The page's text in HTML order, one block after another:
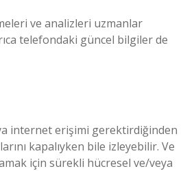
ve analizleri uzmanlar
telefondaki güncel bilgiler de
internet erişimi gerektirdiğinden
kapalıyken bile izleyebilir. Ve
için sürekli hücresel ve/veya